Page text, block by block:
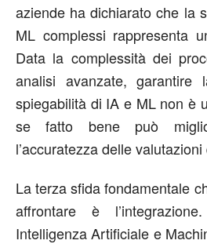
aziende ha dichiarato che la
ML complessi rappresenta
Data la complessità dei
analisi avanzate,
spiegabilità di IA e ML non è
se fatto bene può
l’accuratezza delle
La terza sfida fondamentale
affrontare è
Intelligenza Artificiale e